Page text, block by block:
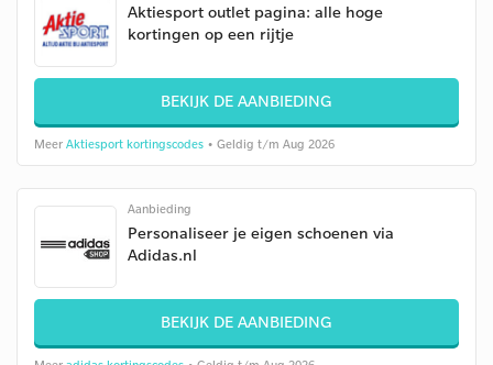
Aktiesport outlet pagina: alle hoge
kortingen op een rijtje
BEKIJK DE AANBIEDING
Meer Aktiesport kortingscodes • Geldig t/m Aug 2026
Aanbieding
Personaliseer je eigen schoenen via
Adidas.nl
BEKIJK DE AANBIEDING